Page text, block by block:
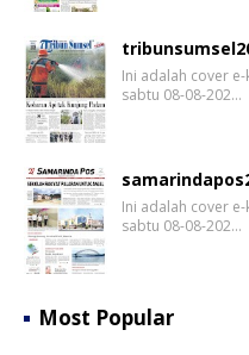
Ini adalah cover
sabtu 08-08-202…
Ini adalah cover
sabtu 08-08-202…
Most Popular